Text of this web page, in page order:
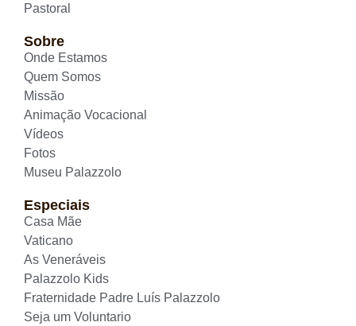
Pastoral
Sobre
Onde Estamos
Quem Somos
Missão
Animação Vocacional
Vídeos
Fotos
Museu Palazzolo
Especiais
Casa Mãe
Vaticano
As Veneráveis
Palazzolo Kids
Fraternidade Padre Luís Palazzolo
Seja um Voluntario